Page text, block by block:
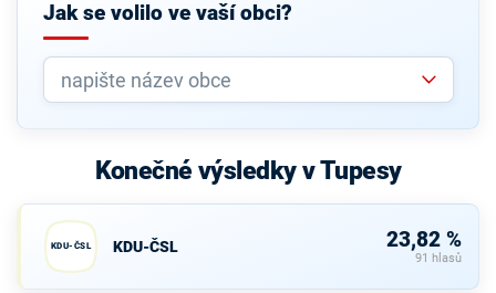
Jak se volilo ve vaší obci?
Konečné výsledky v Tupesy
KDU-ČSL KDU-ČSL 23,82 %
91 hlasů